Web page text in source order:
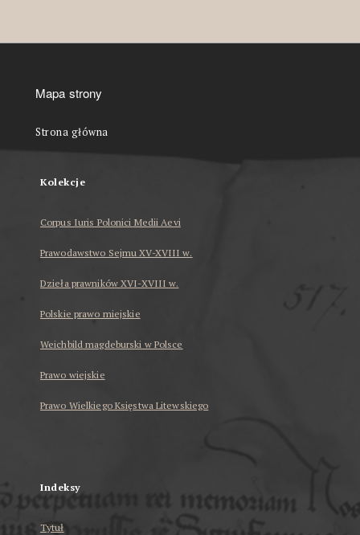
Mapa strony
Strona główna
Kolekcje
Corpus Iuris Polonici Medii Aevi
Prawodawstwo Sejmu XV-XVIII w.
Dzieła prawników XVI-XVIII w.
Polskie prawo miejskie
Weichbild magdeburski w Polsce
Prawo wiejskie
Prawo Wielkiego Księstwa Litewskiego
Indeksy
Tytuł